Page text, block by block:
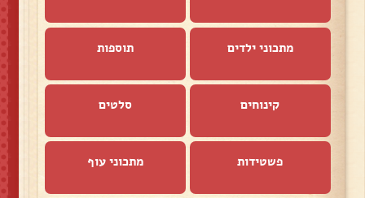
מתכוני ילדים תוספות
קינוחים סלטים
פשטידות מתכוני עוף